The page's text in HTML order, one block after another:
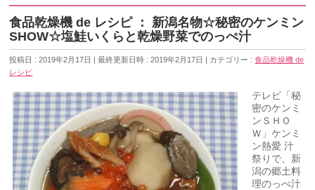
食品乾燥機 de レシピ ： 新潟名物☆秘密のケンミン
SHOW☆塩鮭いくらと乾燥野菜でのっぺ汁
投稿日 : 2019年2月17日 最終更新日時 : 2019年2月17日 カテゴリー :食品乾燥機 de
レシピ
テレビ「秘
密のケンミ
ンＳＨＯ
Ｗ」ケンミ
ン熱愛 汁
祭りで、新
潟の郷土料
理のっぺ汁